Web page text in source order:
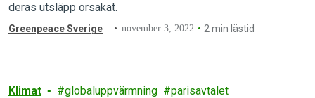
deras utsläpp orsakat.
Greenpeace Sverige november 3, 2022 2 min lästid
Klimat globaluppvärmning parisavtalet